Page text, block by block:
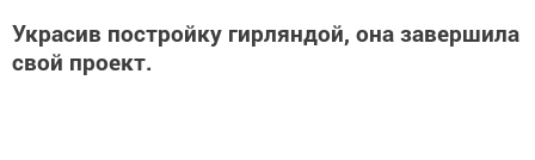
Украсив постройку гирляндой, она завершила
свой проект.